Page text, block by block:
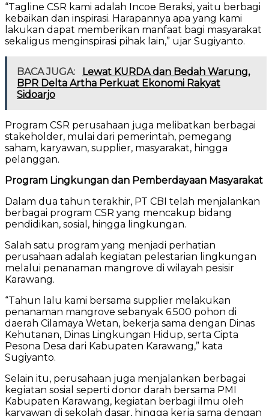
“Tagline CSR kami adalah Incoe Beraksi, yaitu berbagi
kebaikan dan inspirasi. Harapannya apa yang kami
lakukan dapat memberikan manfaat bagi masyarakat
sekaligus menginspirasi pihak lain,” ujar Sugiyanto.
BACA JUGA:
Lewat KURDA dan Bedah Warung,
BPR Delta Artha Perkuat Ekonomi Rakyat
Sidoarjo
Program CSR perusahaan juga melibatkan berbagai
stakeholder, mulai dari pemerintah, pemegang
saham, karyawan, supplier, masyarakat, hingga
pelanggan.
Program Lingkungan dan Pemberdayaan Masyarakat
Dalam dua tahun terakhir, PT CBI telah menjalankan
berbagai program CSR yang mencakup bidang
pendidikan, sosial, hingga lingkungan.
Salah satu program yang menjadi perhatian
perusahaan adalah kegiatan pelestarian lingkungan
melalui penanaman mangrove di wilayah pesisir
Karawang.
“Tahun lalu kami bersama supplier melakukan
penanaman mangrove sebanyak 6.500 pohon di
daerah Cilamaya Wetan, bekerja sama dengan Dinas
Kehutanan, Dinas Lingkungan Hidup, serta Cipta
Pesona Desa dari Kabupaten Karawang,” kata
Sugiyanto.
Selain itu, perusahaan juga menjalankan berbagai
kegiatan sosial seperti donor darah bersama PMI
Kabupaten Karawang, kegiatan berbagi ilmu oleh
karyawan di sekolah dasar, hingga kerja sama dengan